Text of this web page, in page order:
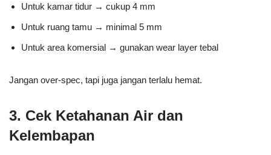
Untuk kamar tidur → cukup 4 mm
Untuk ruang tamu → minimal 5 mm
Untuk area komersial → gunakan wear layer tebal
Jangan over-spec, tapi juga jangan terlalu hemat.
3. Cek Ketahanan Air dan
Kelembapan